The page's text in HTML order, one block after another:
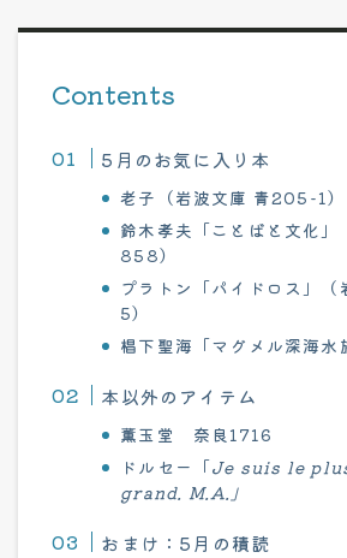
Contents
5月のお気に入り本
老子（岩波文庫 青205-1）
鈴木孝夫「ことばと文化」
858）
プラトン「パイドロス」
5）
椙下聖海「マグメル深海水
本以外のアイテム
薫玉堂 奈良1716
ドルセー「Je suis le
grand. M.A.」
おまけ：5月の積読